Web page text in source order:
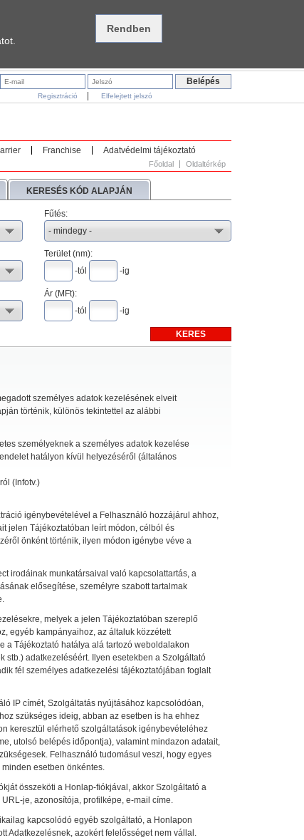
Regisztráció Elfelejtett jelszó
Franchise Adatvédelmi tájékoztató
Főoldal Oldaltérkép
KERESÉS KÓD ALAPJÁN
Fűtés:
Terület (nm):
-tól
-ig
Ár (MFt):
-tól
-ig
személyes adatok kezelésének elveit
történik, különös tekintettel az alábbi
személyeknek a személyes adatok kezelése
hatályon kívül helyezéséről (általános
(Infotv.)
igénybevételével a Felhasználó hozzájárul ahhoz,
jelen Tájékoztatóban leírt módon, célból és
önként történik, ilyen módon igénybe véve a
irodáinak munkatársaival való kapcsolattartás, a
elősegítése, személyre szabott tartalmak
melyek a jelen Tájékoztatóban szereplő
egyéb kampányaihoz, az általuk közzétett
a Tájékoztató hatálya alá tartozó weboldalakon
stb.) adatkezeléséért. Ilyen esetekben a Szolgáltató
fél személyes adatkezelési tájékoztatójában foglalt
IP címét, Szolgáltatás nyújtásához kapcsolódóan,
szükséges ideig, abban az esetben is ha ehhez
keresztül elérhető szolgáltatások igénybevételéhez
utolsó belépés időpontja), valamint mindazon adatait,
Felhasználó tudomásul veszi, hogy egyes
esetben önkéntes.
összeköti a Honlap-fiókjával, akkor Szolgáltató a
je, azonosítója, profilképe, e-mail címe.
kapcsolódó egyéb szolgáltató, a Honlapon
Adatkezelésnek, azokért felelősséget nem vállal.